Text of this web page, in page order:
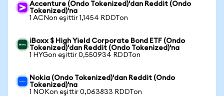
Accenture (Ondo Tokenized)'dan Reddit (Ondo
Tokenized)'na
1 ACNon eşittir 1,1454 RDDTon
iBoxx $ High Yield Corporate Bond ETF (Ondo
Tokenized)'dan Reddit (Ondo Tokenized)'na
1 HYGon eşittir 0,550934 RDDTon
Nokia (Ondo Tokenized)'dan Reddit (Ondo
Tokenized)'na
1 NOKon eşittir 0,063833 RDDTon